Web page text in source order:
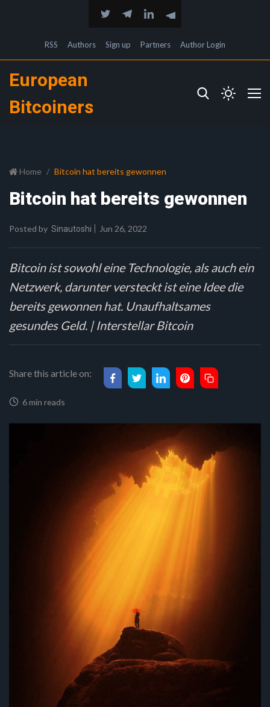
RSS Authors Sign up Partners Author Login
European
Bitcoiners
Home Bitcoin hat bereits gewonnen
Bitcoin hat bereits gewonnen
Posted by Sinautoshi Jun 26, 2022
Bitcoin ist sowohl eine Technologie, als auch ein
Netzwerk, darunter versteckt ist eine Idee die
bereits gewonnen hat. Unaufhaltsames
gesundes Geld. | Interstellar Bitcoin
Share this article on:
6 min reads